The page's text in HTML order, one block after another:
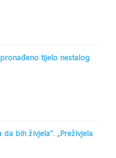
tijelo nestalog
bih živjela“. „Preživjela